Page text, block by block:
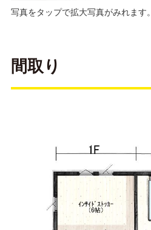
写真をタップで拡大写真がみれます。
間取り